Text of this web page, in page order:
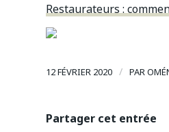
Restaurateurs :
12 FÉVRIER 2020 / PAR
Partager cet entrée